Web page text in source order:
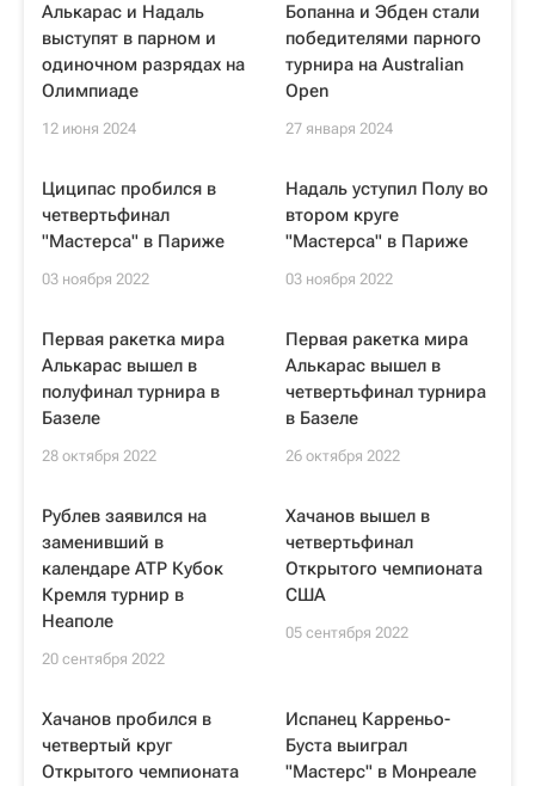
Алькарас и Надаль
выступят в парном и
одиночном разрядах на
Олимпиаде
12 июня 2024
Бопанна и Эбден стали
победителями парного
турнира на Australian
Open
27 января 2024
Циципас пробился в
четвертьфинал
"Мастерса" в Париже
03 ноября 2022
Надаль уступил Полу во
втором круге
"Мастерса" в Париже
03 ноября 2022
Первая ракетка мира
Алькарас вышел в
полуфинал турнира в
Базеле
28 октября 2022
Первая ракетка мира
Алькарас вышел в
четвертьфинал турнира
в Базеле
26 октября 2022
Рублев заявился на
заменивший в
календаре ATP Кубок
Кремля турнир в
Неаполе
20 сентября 2022
Хачанов вышел в
четвертьфинал
Открытого чемпионата
США
05 сентября 2022
Хачанов пробился в
четвертый круг
Открытого чемпионата
Испанец Карреньо-
Буста выиграл
"Мастерс" в Монреале